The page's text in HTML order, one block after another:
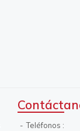
Teléfonos